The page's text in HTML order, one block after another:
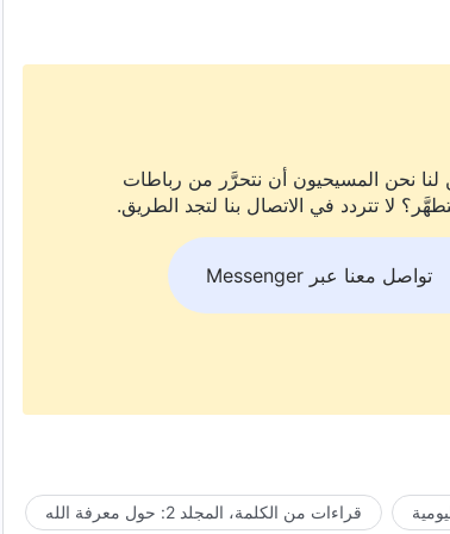
نحن المسيحيون أن نتحرَّر من رباطات
لا تتردد في الاتصال بنا لتجد الطريق.
تواصل معنا عبر Messenger
قراءات من الكلمة، المجلد 2: حول معرفة الله